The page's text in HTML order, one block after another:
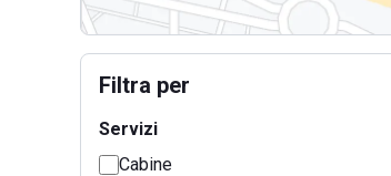
Filtra per
Servizi
Cabine